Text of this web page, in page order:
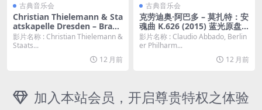
古典音乐会
Christian Thielemann & Sta
atskapelle Dresden – Brah
ms: The Complete Sympho
nies (2014) 2BD 蓝光原盘 [B
影片名称 : Christian Thielemann &
Staats...
12 月前
古典音乐会
克劳迪奥·阿巴多 – 莫扎特：安
魂曲 K.626 (2015) 蓝光原盘
[BDMV 14.35G]
影片名称 : Claudio Abbado, Berlin
er Philharm...
12 月前
加入本站会员，开启尊贵特权之体验